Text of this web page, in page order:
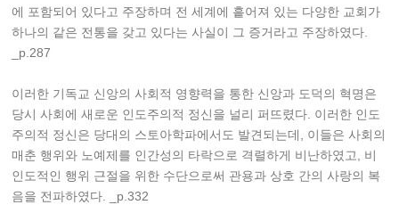
에 포함되어 있다고 주장하며 전 세계에 흩어져 있는 다양한 교회가
하나의 같은 전통을 갖고 있다는 사실이 그 증거라고 주장하였다.
_p.287
이러한 기독교 신앙의 사회적 영향력을 통한 신앙과 도덕의 혁명은
당시 사회에 새로운 인도주의적 정신을 널리 퍼뜨렸다. 이러한 인도
주의적 정신은 당대의 스토아학파에서도 발견되는데, 이들은 사회의
매춘 행위와 노예제를 인간성의 타락으로 격렬하게 비난하였고, 비
인도적인 행위 근절을 위한 수단으로써 관용과 상호 간의 사랑의 복
음을 전파하였다. _p.332